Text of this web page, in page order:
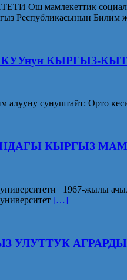
социалдык
Республикасынын Билим
КЫРГЫЗ-
алууну сунуштайт: Орто
КЫРГЫЗ
1967-жылы
[…]
УЛУТТУК